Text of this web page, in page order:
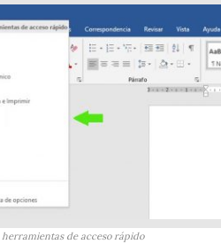
de acceso rápido